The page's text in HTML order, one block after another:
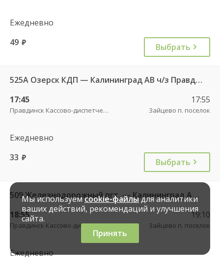
Ежедневно
49 руб. Выбрать
525А Озерск КДП — Калининград АВ ч/з Правдинск КДП
17:45
Правдинск Кассово-диспетчерский пункт
17:55
Зайцево п. поселок
Ежедневно
33 руб. Выбрать
509 Железнодорожный пгт. — Калининград АВ ч/з Правдинск КДП
18:55
Правдинск Кассово-диспетчерский пункт
19:10
Зайцево п. поселок
Ежедневно
Мы используемcookie-файлыдля аналитики
ваших действий, рекомендаций и улучшения
сайта.
Принять